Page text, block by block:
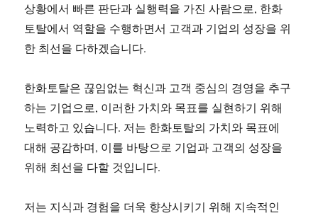
상황에서 빠른 판단과 실행력을 가진 사람으로, 한화
토탈에서 역할을 수행하면서 고객과 기업의 성장을 위
한 최선을 다하겠습니다.
한화토탈은 끊임없는 혁신과 고객 중심의 경영을 추구
하는 기업으로, 이러한 가치와 목표를 실현하기 위해
노력하고 있습니다. 저는 한화토탈의 가치와 목표에
대해 공감하며, 이를 바탕으로 기업과 고객의 성장을
위해 최선을 다할 것입니다.
저는 지식과 경험을 더욱 향상시키기 위해 지속적인